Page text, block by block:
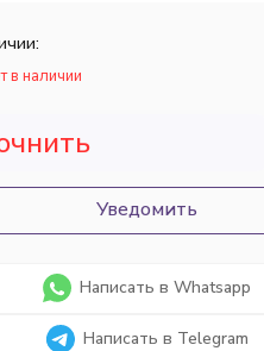
в наличии
Уведомить
Написать в Whatsapp
Написать в Telegram